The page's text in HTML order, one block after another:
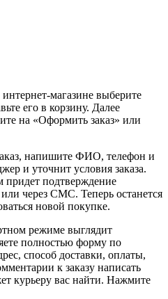
магазине выберите
его в корзину. Далее
на «Оформить заказ» или
напишите ФИО, телефон и
и уточнит условия заказа.
придет подтверждение
через СМС. Теперь останется
новой покупке.
режиме выглядит
полностью форму по
способ доставки, оплаты,
к заказу написать
курьеру вас найти. Нажмите